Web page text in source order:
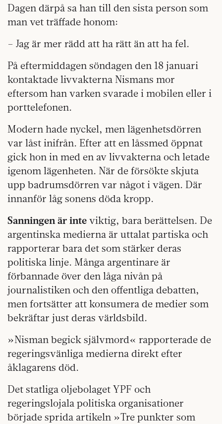
Dagen därpå sa han till den sista person som
man vet träffade honom:
– Jag är mer rädd att ha rätt än att ha fel.
På eftermiddagen söndagen den 18 januari
kontaktade livvakterna Nismans mor
eftersom han varken svarade i mobilen eller i
porttelefonen.
Modern hade nyckel, men lägenhetsdörren
var låst inifrån. Efter att en låssmed öppnat
gick hon in med en av livvakterna och letade
igenom lägenheten. När de försökte skjuta
upp badrumsdörren var något i vägen. Där
innanför låg sonens döda kropp.
Sanningen är inte viktig, bara berättelsen. De
argentinska medierna är uttalat partiska och
rapporterar bara det som stärker deras
politiska linje. Många argentinare är
förbannade över den låga nivån på
journalistiken och den offentliga debatten,
men fortsätter att konsumera de medier som
bekräftar just deras världsbild.
»Nisman begick självmord« rapporterade de
regeringsvänliga medierna direkt efter
åklagarens död.
Det statliga oljebolaget YPF och
regeringslojala politiska organisationer
började sprida artikeln »Tre punkter som